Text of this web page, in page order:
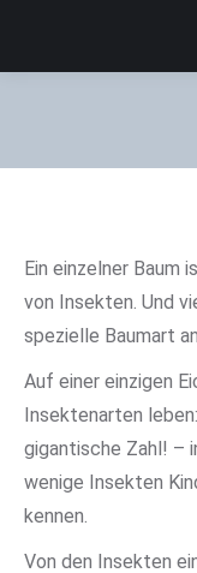
Ein einzelner Baum
von Insekten. Und
spezielle Baumart
Auf einer einzigen
Insektenarten
gigantische Zahl! –
wenige Insekten
kennen.
Von den Insekten